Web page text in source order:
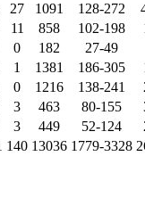
27 1091 128-272
11 858 102-198
0 182
27-49
1 1381 186-305
0 1216 138-241
3 463 80-155
3 449 52-124
140 13036 1779-3328